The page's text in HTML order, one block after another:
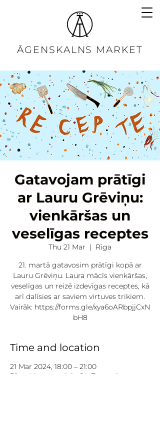
ĀGENSKALNS MARKET
Gatavojam prātīgi
ar Lauru Grēviņu:
vienkāršas un
veselīgas receptes
Thu 21 Mar
  |
Rīga
21. martā gatavosim prātīgi kopā ar
Lauru Grēviņu. Laura mācīs vienkāršas,
veselīgas un reizē izdevīgas receptes, kā
arī dalīsies ar saviem virtuves trikiem.
Vairāk: https://forms.gle/xya6oARbpjjCxN
bH8
Time and location
21 Mar 2024, 18:00 – 21:00
Rīga, Nometņu iela 64, Zemgales